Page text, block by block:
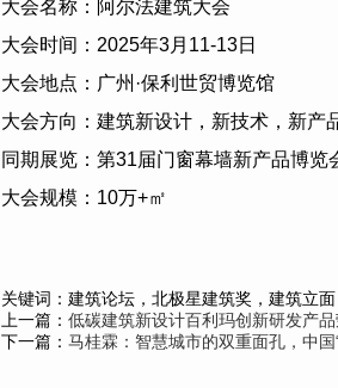
大会名称：阿尔法建筑大会
大会时间： 2025年3月 11-13日
大会地点：广州·保利世贸博览馆
大会方向：建筑新设计，新技术，新产
同期展览：第31届门窗幕墙新产品博览
大会规模： 10万+㎡
关键词：建筑论坛，北极星建筑奖，建筑立
上一篇： 低碳建筑新设计百利玛创新研发产
下一篇： 马桂霖：智慧城市的双重面孔，中